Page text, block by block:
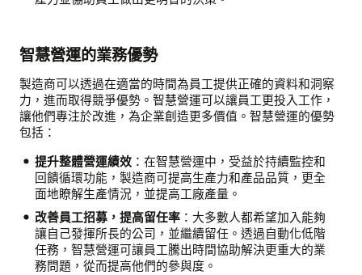
智慧營運的業務優勢
製造商可以透過在適當的時間為員工提供正確的資料和洞察
力，進而取得競爭優勢。智慧營運可以讓員工更投入工作，
讓他們專注於改進，為企業創造更多價值。智慧營運的優勢
包括：
提升整體營運績效：在智慧營運中，受益於持續監控和
回饋循環功能，製造商可提高生產力和產品品質，更全
面地瞭解生產情況，並提高工廠產量。
改善員工招募，提高留任率：大多數人都希望加入能夠
讓自己發揮所長的公司，並繼續留任。透過自動化低階
任務，智慧營運可讓員工騰出時間協助解決更重大的業
務問題，從而提高他們的參與度。